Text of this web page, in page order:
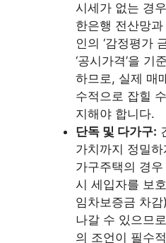
시세가 없는 경
한은행 전산망
인의 ‘감정평가
‘공시가격’을 기
하므로, 실제 매
수적으로 잡힐
지해야 합니다.
단독 및 다가구:
가치까지 정밀
가구주택의 경
시 세입자를 보
임차보증금 차감
나갈 수 있으므
의 조언이 필수